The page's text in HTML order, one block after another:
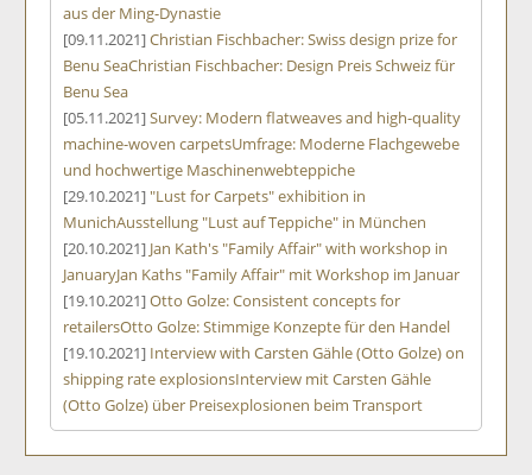
aus der Ming-Dynastie
[09.11.2021]Christian Fischbacher: Swiss design prize for
Benu SeaChristian Fischbacher: Design Preis Schweiz für
Benu Sea
[05.11.2021]Survey: Modern flatweaves and high-quality
machine-woven carpetsUmfrage: Moderne Flachgewebe
und hochwertige Maschinenwebteppiche
[29.10.2021] "Lust for Carpets" exhibition in
MunichAusstellung "Lust auf Teppiche" in München
[20.10.2021] Jan Kath's "Family Affair" with workshop in
JanuaryJan Kaths "Family Affair" mit Workshop im Januar
[19.10.2021]Otto Golze: Consistent concepts for
retailersOtto Golze: Stimmige Konzepte für den Handel
[19.10.2021] Interview with Carsten Gähle (Otto Golze) on
shipping rate explosionsInterview mit Carsten Gähle
(Otto Golze) über Preisexplosionen beim Transport